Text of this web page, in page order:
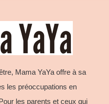
Mama YaYa offre à sa
les préoccupations en
les parents et ceux qui